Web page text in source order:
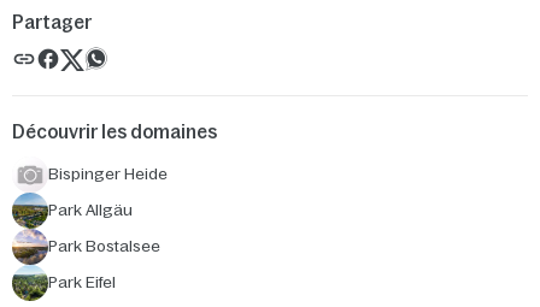
Découvrir les domaines
Bispinger Heide
Park Allgäu
Park Bostalsee
Park Eifel
Partager